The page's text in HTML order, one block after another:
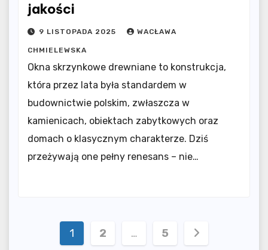
jakości
9 LISTOPADA 2025 WACŁAWA
CHMIELEWSKA
Okna skrzynkowe drewniane to konstrukcja,
która przez lata była standardem w
budownictwie polskim, zwłaszcza w
kamienicach, obiektach zabytkowych oraz
domach o klasycznym charakterze. Dziś
przeżywają one pełny renesans – nie…
Stronicowanie
1 2 … 5